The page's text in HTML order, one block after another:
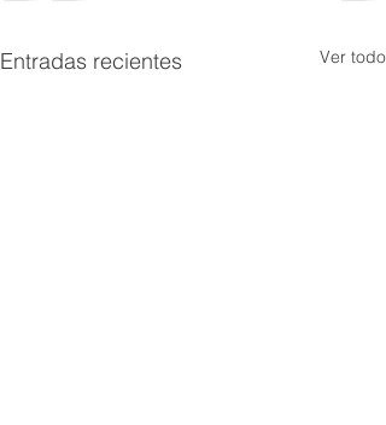
Entradas recientes Ver todo